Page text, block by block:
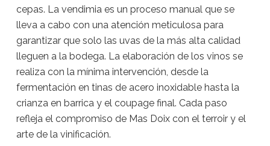
cepas. La vendimia es un proceso manual que se
lleva a cabo con una atención meticulosa para
garantizar que solo las uvas de la más alta calidad
lleguen a la bodega. La elaboración de los vinos se
realiza con la mínima intervención, desde la
fermentación en tinas de acero inoxidable hasta la
crianza en barrica y el coupage final. Cada paso
refleja el compromiso de Mas Doix con el terroir y el
arte de la vinificación.